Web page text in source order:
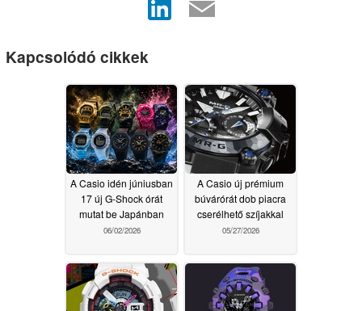
Kapcsolódó cikkek
A Casio idén júniusban
17 új G-Shock órát
mutat be Japánban
06/02/2026
A Casio új prémium
búvárórát dob piacra
cserélhető szíjakkal
05/27/2026